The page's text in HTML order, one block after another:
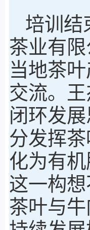
培训结
茶业有
当地茶
交流。
闭环发
分发挥
化为有
这一构
茶叶与